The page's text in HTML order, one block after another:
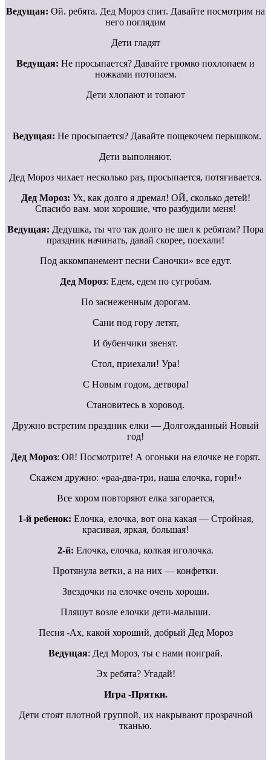
Ведущая: Ой. ребята. Дед Мороз спит. Давайте посмотрим на
него поглядим
Дети гладят
Ведущая: Не просыпается? Давайте громко похлопаем и
ножками потопаем.
Дети хлопают и топают
Ведущая: Не просыпается? Давайте пощекочем перышком.
Дети выполняют.
Дед Мороз чихает несколько раз, просыпается, потягивается.
Дед Мороз: Ух, как долго я дремал! ОЙ, сколько детей!
Спасибо вам. мои хорошие, что разбудили меня!
Ведущая: Дедушка, ты что так долго не шел к ребятам? Пора
праздник начинать, давай скорее, поехали!
Под аккомпанемент песни Саночки» все едут.
Дед Мороз: Едем, едем по сугробам.
По заснеженным дорогам.
Сани под гору летят,
И бубенчики звенят.
Стол, приехали! Ура!
С Новым годом, детвора!
Становитесь в хоровод.
Дружно встретим праздник елки — Долгожданный Новый
год!
Дед Мороз: Ой! Посмотрите! А огоньки на елочке не горят.
Скажем дружно: «раа-два-три, наша елочка, горн!»
Все хором повторяют елка загорается,
1-й ребенок: Елочка, елочка, вот она какая — Стройная,
красивая, яркая, большая!
2-й: Елочка, елочка, колкая иголочка.
Протянула ветки, а на них — конфетки.
Звездочки на елочке очень хороши.
Пляшут возле елочки дети-малыши.
Песня -Ах, какой хороший, добрый Дед Мороз
Ведущая: Дед Мороз, ты с нами поиграй.
Эх ребята? Угадай!
Игра -Прятки.
Дети стоят плотной группой, их накрывают прозрачной
тканью.